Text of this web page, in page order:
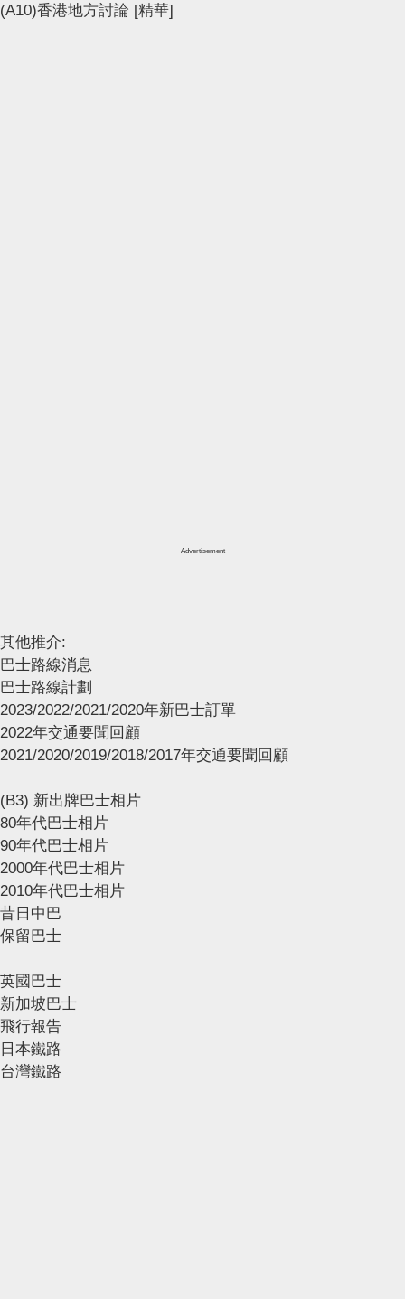
(A10)香港地方討論 [精華]
Advertisement
其他推介:
巴士路線消息
巴士路線計劃
2023/2022/2021/2020年新巴士訂單
2022年交通要聞回顧
2021/2020/2019/2018/2017年交通要聞回顧
(B3) 新出牌巴士相片
80年代巴士相片
90年代巴士相片
2000年代巴士相片
2010年代巴士相片
昔日中巴
保留巴士
英國巴士
新加坡巴士
飛行報告
日本鐵路
台灣鐵路